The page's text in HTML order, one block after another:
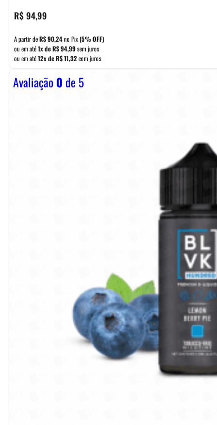
R$94,99
A partir deR$90,24no Pix(5% OFF)
ou em até1x deR$94,99sem juros
ou em até12x deR$11,32com juros
Avaliação0 de 5